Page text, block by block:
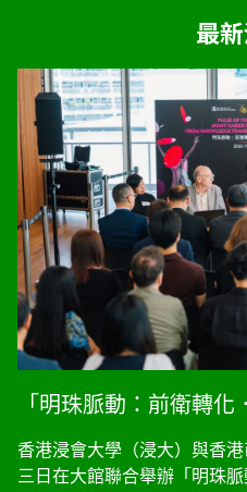
最
「明珠脈動：前衛轉
香港浸會大學（浸大）與香
三日在大館聯合舉辦「明珠